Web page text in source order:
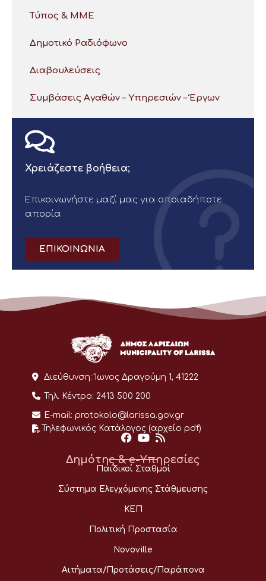
Τύπος & ΜΜΕ
Δημοτικό Ραδιόφωνο
Διαβουλεύσεις
Συμβάσεις Αγαθών – Υπηρεσιών – Έργων
Χρειάζεστε βοήθεια;
Επικοινωνήστε μαζί μας για οποιαδήποτε
απορία
ΕΠΙΚΟΙΝΩΝΙΑ
Διεύθυνση: Ίωνος Δραγούμη 1, 41222
Τηλ. Κέντρο: 2413 500 200
E-mail: protokolo@larissa.gov.gr
Τηλεφωνικός Κατάλογος (αρχείο pdf)
Δημότης & e-Υπηρεσίες
Παιδικοί Σταθμοί
Σύστημα Ελεγχόμενης Στάθμευσης
ΚΕΠ
Πολιτική Προστασία
Novoville
Αιτήματα/Προτάσεις/Παράπονα